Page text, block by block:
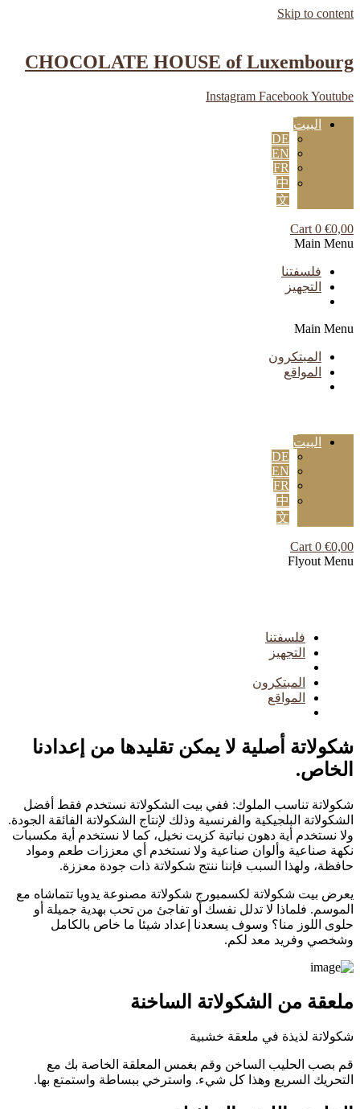
Skip to content
CHOCOLATE HOUSE of Luxembourg
Instagram FacebookYoutube
البيت
DE
EN
FR
中
文
€0,00
0
Cart
Main Menu
فلسفتنا
التجهيز
Main Menu
المبتكرون
المواقع
البيت
DE
EN
FR
中
文
€0,00
0
Cart
Flyout Menu
فلسفتنا
التجهيز
المبتكرون
المواقع
شكولاتة أصلية لا يمكن تقليدها من إعدادنا
الخاص.
شكولاتة تناسب الملوك: ففي بيت الشكولاتة نستخدم فقط أفضل
الشكولاتة البلجيكية والفرنسية وذلك لإنتاج الشكولاتة الفائقة الجودة.
ولا نستخدم أية دهون نباتية كزيت نخيل، كما لا نستخدم أية مكسبات
نكهة صناعية وألوان صناعية ولا نستخدم أي معززات طعم ومواد
حافظة، ولهذا السبب فإننا ننتج شكولاتة ذات جودة معززة.
يعرض بيت شكولاتة لكسمبورج شكولاتة مصنوعة يدويا تتماشاه مع
الموسم. فلماذا لا تدلل نفسك أو تفاجئ من تحب بهدية جميلة أو
حلوى اللوز منا؟ وسوف يسعدنا إعداد شيئا ما خاص بالكامل
وشخصي وفريد معد لكم.
ملعقة من الشكولاتة الساخنة
شكولاتة لذيذة في ملعقة خشبية
قم بصب الحليب الساخن وقم بغمس المعلقة الخاصة بك مع
التحريك السريع وهذا كل شيء. واسترخي ببساطة واستمتع بها.